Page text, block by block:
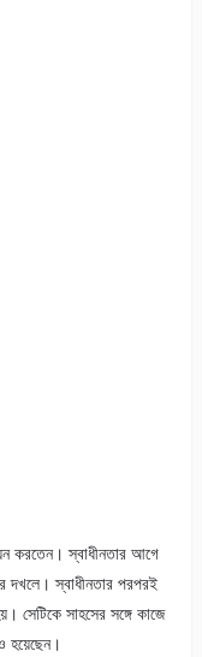
করতেন। স্বাধীনতার আগে
দখলে। স্বাধীনতার পরপরই
সেটিকে সাহসের সঙ্গে কাজে
হয়েছেন।